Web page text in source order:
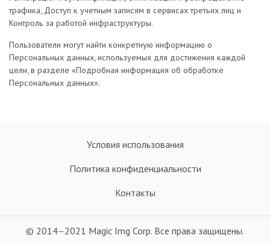
трафика, Доступ к учетным записям в сервисах третьих лиц и
Контроль за работой инфраструктуры.
Пользователи могут найти конкретную информацию о
Персональных данных, используемых для достижения каждой
цели, в разделе «Подробная информация об обработке
Персональных данных».
© 2014–2021 Magic Img Corp. Все права защищены.
Условия использования
Политика конфиденциальности
Контакты